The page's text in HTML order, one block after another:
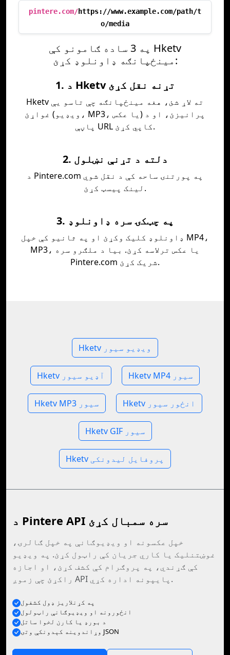
pintere.com/https://www.example.com/path/t
o/media
په 3 ساده ګامونو کې Hketv
مینځپانګه ډاونلوډ کړئ:
1. د Hketv تړنه نقل کړئ
Hketv ته لاړ شئ، هغه مینځپانګه چې تاسو یې
غواړئ (ویډیو، MP3، یا عکس) پرانیزئ، او د
پاڼې URL کاپي کړئ.
2. دلته د تړنې نښلول
د Pintere.com په پورتنۍ ساحه کې د نقل شوي
لینک پیسټ کړئ.
3. په چټکۍ سره ډاونلوډ
ډاونلوډ کلیک وکړئ او په ثانیو کې خپل MP4،
MP3، یا عکس ترلاسه کړئ. بیا د ملګرو سره
Pintere.com شریک کړئ.
Hketv ویډیو سیور
Hketv آډیو سیور Hketv MP4 سیور
Hketv MP3 سیور Hketv انځور سیور
Hketv GIF سیور
Hketv پروفایل لیدونکی
د Pintere API سره سمبال کړئ
خپل عکسونه او ویډیوګانې په خپل ګالرۍ،
غوښتنلیک یا کاري جریان کې راټول کړئ. په ویډیو
کې ګړندي، په پروګرام کې کشف کړئ، او اجازه
راکړئ چې زموږ API پایپونه اداره کړي.
په کړنلاريز ډول کشفول
انځورونه او ويډيوګانې راټولول
د بورډ يا کارن لخوا ساتل
وړاندوينه کېدونکې وتۍ JSON